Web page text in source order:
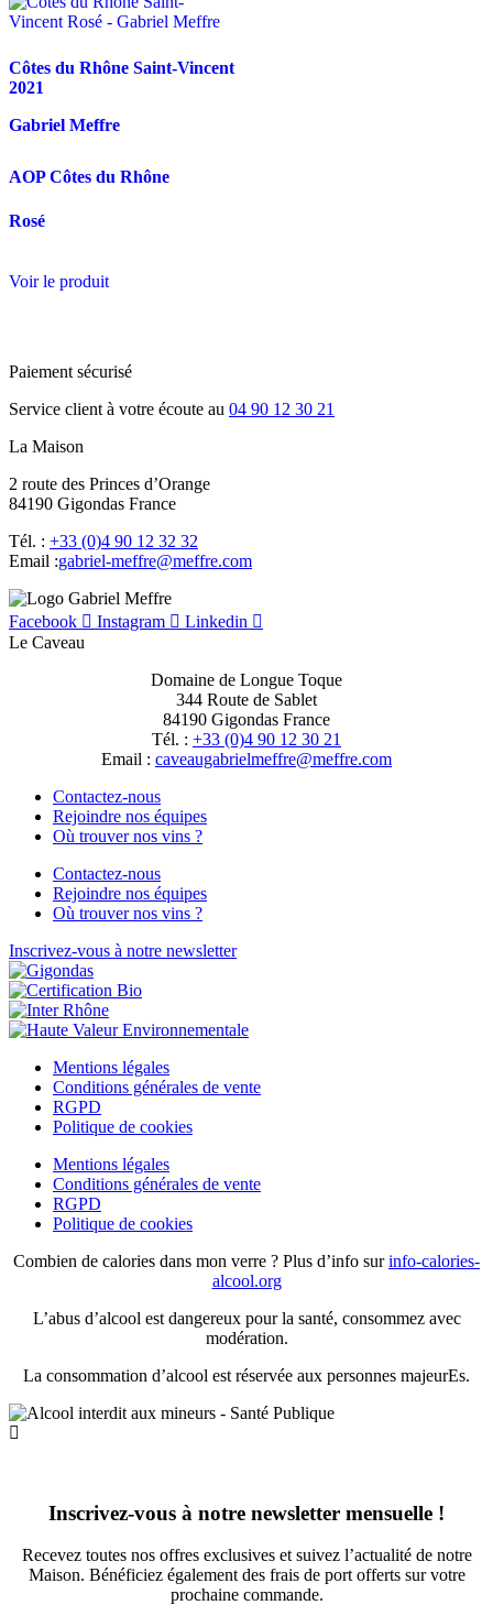
Côtes du Rhône Saint-Vincent
2021
Gabriel Meffre
AOP Côtes du Rhône
Rosé
Voir le produit
Paiement sécurisé
Service client à votre écoute au 04 90 12 30 21
La Maison
2 route des Princes d’Orange
84190 Gigondas France
Tél. : +33 (0)4 90 12 32 32
Email :moc.erffem@erffem-leirbag
Facebook Instagram
Linkedin
Le Caveau
Domaine de Longue Toque
344 Route de Sablet
84190 Gigondas France
Tél. : +33 (0)4 90 12 30 21
Email : moc.erffem@erffemleirbaguaevac
Contactez-nous
Rejoindre nos équipes
Où trouver nos vins ?
Contactez-nous
Rejoindre nos équipes
Où trouver nos vins ?
Inscrivez-vous à notre newsletter
Mentions légales
Conditions générales de vente
RGPD
Politique de cookies
Mentions légales
Conditions générales de vente
RGPD
Politique de cookies
Combien de calories dans mon verre ? Plus d’info surinfo-calories-
alcool.org
L’abus d’alcool est dangereux pour la santé, consommez avec
modération.
La consommation d’alcool est réservée aux personnes majeurEs.
Inscrivez-vous à notre newsletter mensuelle !
Recevez toutes nos offres exclusives et suivez l’actualité de notre
Maison. Bénéficiez également des frais de port offerts sur votre
prochaine commande.